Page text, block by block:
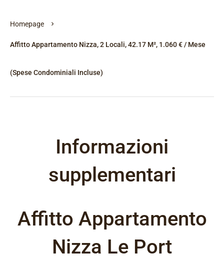
Homepage
Affitto Appartamento Nizza, 2 Locali, 42.17 M², 1.060 € / Mese
(Spese Condominiali Incluse)
Informazioni
supplementari
Affitto Appartamento
Nizza Le Port